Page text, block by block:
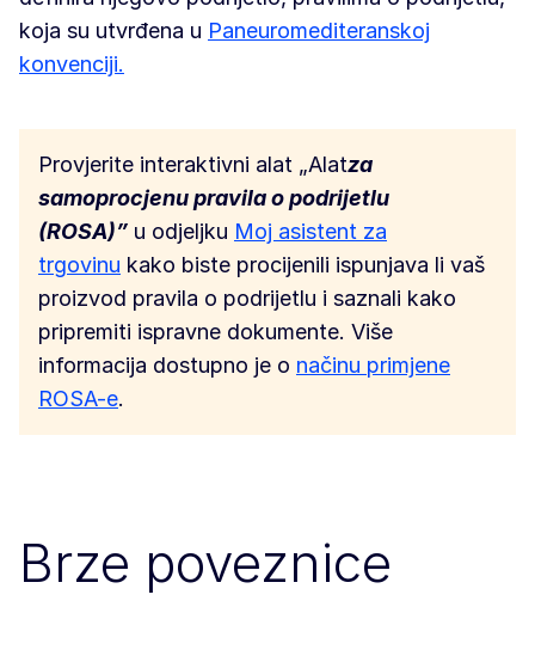
koja su utvrđena u Paneuromediteranskoj
konvenciji.
Provjerite interaktivni alat „Alatza
samoprocjenu pravila o podrijetlu
(ROSA)” u odjeljku Moj asistent za
trgovinu kako biste procijenili ispunjava li vaš
proizvod pravila o podrijetlu i saznali kako
pripremiti ispravne dokumente. Više
informacija dostupno je o načinu primjene
ROSA-e.
Brze poveznice